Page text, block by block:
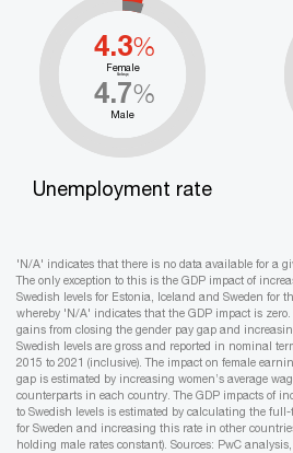
4.3%
Female
&nbsp;
4.7%
Male
Unemployment rate
'N/A' indicates that there is no data available for a
The only exception to this is the GDP impact of
Swedish levels for Estonia, Iceland and Sweden for
whereby 'N/A' indicates that the GDP impact is
gains from closing the gender pay gap and
Swedish levels are gross and reported in nominal
2015 to 2021 (inclusive). The impact on female
gap is estimated by increasing women’s average
counterparts in each country. The GDP impacts of
to Swedish levels is estimated by calculating the
for Sweden and increasing this rate in other
holding male rates constant). Sources: PwC